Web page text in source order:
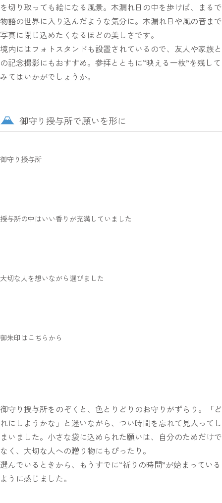
を切り取っても絵になる風景。木漏れ日の中を歩けば、まるで
物語の世界に入り込んだような気分に。木漏れ日や風の音まで
写真に閉じ込めたくなるほどの美しさです。
境内にはフォトスタンドも設置されているので、友人や家族と
の記念撮影にもおすすめ。参拝とともに“映える一枚”を残して
みてはいかがでしょうか。
御守り授与所で願いを形に
御守り授与所
授与所の中はいい香りが充満していました
大切な人を想いながら選びました
御朱印はこちらから
御守り授与所をのぞくと、色とりどりのお守りがずらり。「ど
れにしようかな」と迷いながら、つい時間を忘れて見入ってし
まいました。小さな袋に込められた願いは、自分のためだけで
なく、大切な人への贈り物にもぴったり。
選んでいるときから、もうすでに“祈りの時間”が始まっている
ように感じました。